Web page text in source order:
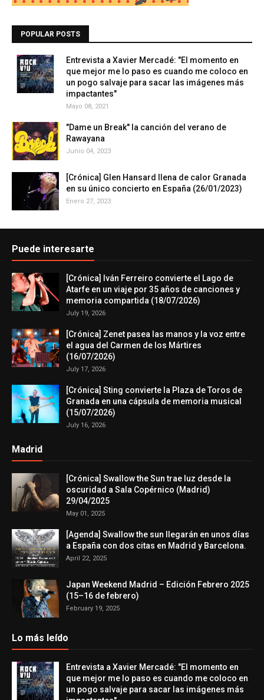
POPULAR POSTS
Entrevista a Xavier Mercadé: "El momento en
que mejor me lo paso es cuando me coloco en
un pogo salvaje para sacar las imágenes más
impactantes"
Mayo 08, 2021
"Dame un Break" la canción del verano de
Rawayana
Junio 04, 2023
[Crónica] Glen Hansard llena de calor Granada
en su único concierto en España (26/01/2023)
Enero 27, 2023
Puede interesarte
[Crónica] Iván Ferreiro convierte el Lago de
Atarfe en un viaje por 35 años de canciones y
memoria compartida (18/07/2026)
July 19, 2026
[Crónica] Zenet pasea las manos y la voz entre
el agua del Carmen de los Mártires
(16/07/2026)
July 17, 2026
[Crónica] Sting convierte la Plaza de Toros de
Granada en una cápsula de memoria musical
(15/07/2026)
July 16, 2026
Madrid
[Crónica] Swallow the Sun trae luz desde la
oscuridad a Sala Copérnico (Madrid)
29/04/2025
May 01, 2025
[Agenda] Swallow the sun llegarán en unos días
a España con dos citas en Madrid y Barcelona.
April 22, 2025
Japan Weekend Madrid – Edición Febrero 2025
(15–16 de febrero)
February 19, 2025
Lo más leído
Entrevista a Xavier Mercadé: "El momento en
que mejor me lo paso es cuando me coloco en
un pogo salvaje para sacar las imágenes más